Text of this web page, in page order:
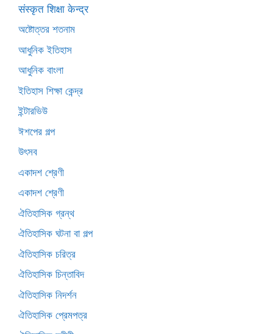
संस्कृत शिक्षा केन्द्र
অষ্টোত্তর শতনাম
আধুনিক ইতিহাস
আধুনিক বাংলা
ইতিহাস শিক্ষা কেন্দ্র
ইন্টারভিউ
ঈশপের গল্প
উৎসব
একাদশ শ্রেণী
একাদশ শ্রেণী
ঐতিহাসিক গ্রন্থ
ঐতিহাসিক ঘটনা বা গল্প
ঐতিহাসিক চরিত্র
ঐতিহাসিক চিন্তাবিদ
ঐতিহাসিক নিদর্শন
ঐতিহাসিক প্রেমপত্র